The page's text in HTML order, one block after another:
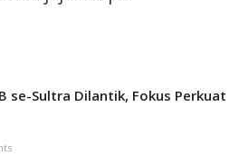
se-Sultra Dilantik, Fokus Perkuat